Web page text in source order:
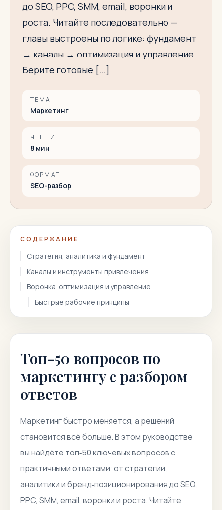
до SEO, PPC, SMM, email, воронки и
роста. Читайте последовательно —
главы выстроены по логике: фундамент
→ каналы → оптимизация и управление.
Берите готовые […]
ТЕМА
Маркетинг
ЧТЕНИЕ
8 мин
ФОРМАТ
SEO-разбор
СОДЕРЖАНИЕ
Стратегия, аналитика и фундамент
Каналы и инструменты привлечения
Воронка, оптимизация и управление
Быстрые рабочие принципы
Топ-50 вопросов по
маркетингу с разбором
ответов
Маркетинг быстро меняется, а решений
становится всё больше. В этом руководстве
вы найдёте топ‑50 ключевых вопросов с
практичными ответами: от стратегии,
аналитики и бренд‑позиционирования до SEO,
PPC, SMM, email, воронки и роста. Читайте